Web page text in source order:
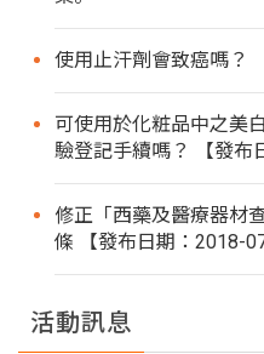
使用止汗劑會致癌嗎？
可使用於化粧品中之美
驗登記手續嗎？ 【發布
修正「西藥及醫療器材
條 【發布日期：2018-
活動訊息